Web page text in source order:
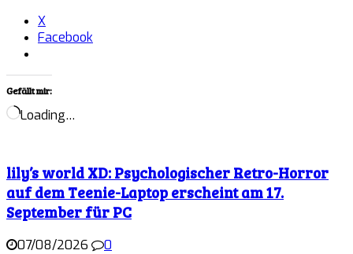
X
Facebook
Gefällt mir:
Loading…
lily’s world XD: Psychologischer Retro-Horror
auf dem Teenie-Laptop erscheint am 17.
September für PC
07/08/2026
0